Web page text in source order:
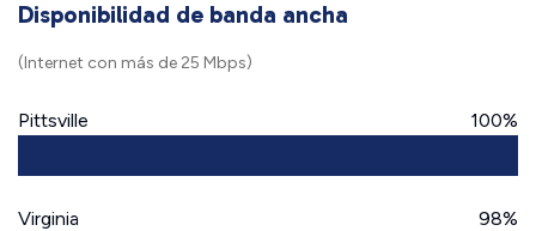
Disponibilidad de banda ancha
(Internet con más de 25 Mbps)
Pittsville 100%
Virginia 98%